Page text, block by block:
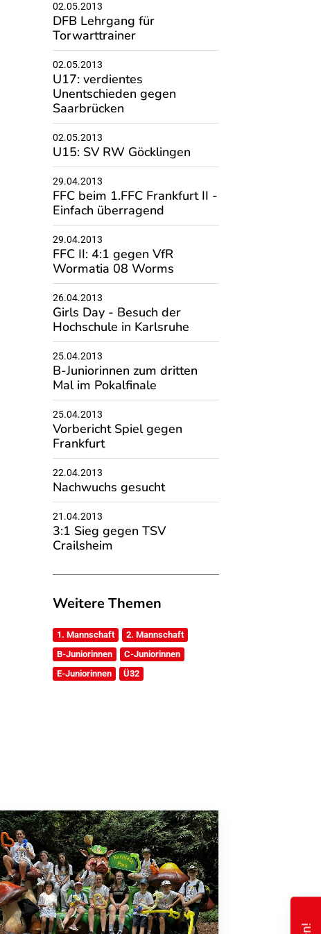
02.05.2013
DFB Lehrgang für
Torwarttrainer
02.05.2013
U17: verdientes
Unentschieden gegen
Saarbrücken
02.05.2013
U15: SV RW Göcklingen
29.04.2013
FFC beim 1.FFC Frankfurt II -
Einfach überragend
29.04.2013
FFC II: 4:1 gegen VfR
Wormatia 08 Worms
26.04.2013
Girls Day - Besuch der
Hochschule in Karlsruhe
25.04.2013
B-Juniorinnen zum dritten
Mal im Pokalfinale
25.04.2013
Vorbericht Spiel gegen
Frankfurt
22.04.2013
Nachwuchs gesucht
21.04.2013
3:1 Sieg gegen TSV
Crailsheim
Weitere Themen
1. Mannschaft
2. Mannschaft
B-Juniorinnen
C-Juniorinnen
E-Juniorinnen
Ü32